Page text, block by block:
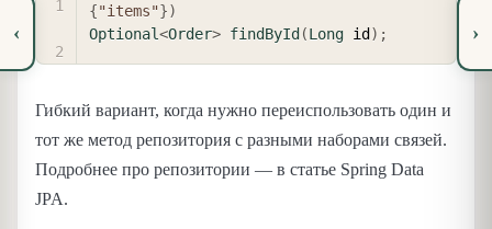
‹
{"items"})
Optional<Order> findById (Long id ) ;
Гибкий вариант, когда нужно переиспользовать один и
тот же метод репозитория с разными наборами связей.
Подробнее про репозитории — в статье Spring Data
JPA.
›